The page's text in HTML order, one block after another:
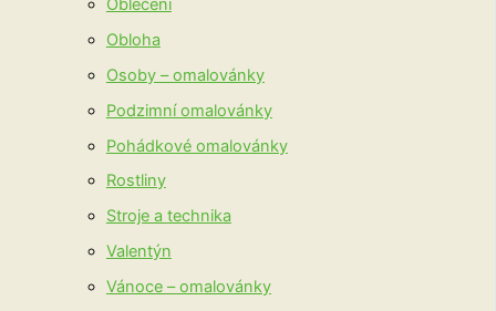
Oblečení
Obloha
Osoby – omalovánky
Podzimní omalovánky
Pohádkové omalovánky
Rostliny
Stroje a technika
Valentýn
Vánoce – omalovánky